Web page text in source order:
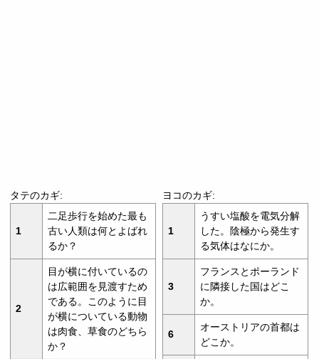
タテのカギ:
1
二足歩行を始めた最も
古い人類は何とよばれ
るか？
2
目が横に付いているの
は広範囲を見渡すため
である。このように目
が横についている動物
は肉食、草食のどちら
か？
ヨコのカギ:
1
うすい塩酸を電気分解
した。陰極から発生す
る気体はなにか。
3
フランスとポーランド
に隣接した国はどこ
か。
6
オーストリアの首都は
どこか。